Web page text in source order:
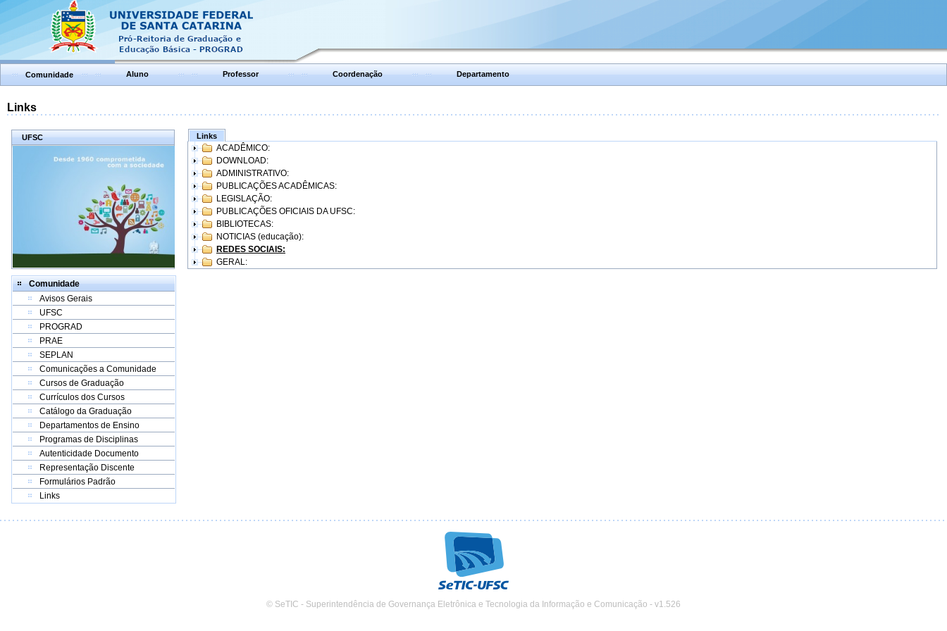
Comunidade Aluno Professor Coordenação Departamento
Links
UFSC
Comunidade
Avisos Gerais
UFSC
PROGRAD
PRAE
SEPLAN
Comunicações a Comunidade
Cursos de Graduação
Currículos dos Cursos
Catálogo da Graduação
Departamentos de Ensino
Programas de Disciplinas
Autenticidade Documento
Representação Discente
Formulários Padrão
Links
Links
ACADÊMICO:
DOWNLOAD:
ADMINISTRATIVO:
PUBLICAÇÕES ACADÊMICAS:
LEGISLAÇÃO:
PUBLICAÇÕES OFICIAIS DA UFSC:
BIBLIOTECAS:
NOTICIAS (educação):
REDES SOCIAIS:
GERAL:
© SeTIC - Superintendência de Governança Eletrônica e Tecnologia da Informação e Comunicação - v1.526